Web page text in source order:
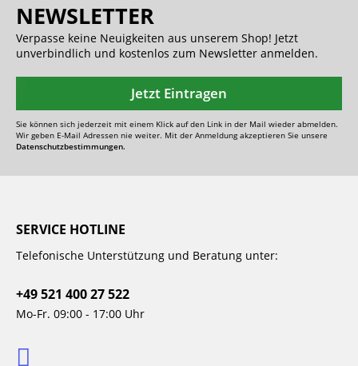
NEWSLETTER
Verpasse keine Neuigkeiten aus unserem Shop! Jetzt
unverbindlich und kostenlos zum Newsletter anmelden.
Jetzt Eintragen
Sie können sich jederzeit mit einem Klick auf den Link in der Mail wieder abmelden.
Wir geben E-Mail Adressen nie weiter. Mit der Anmeldung akzeptieren Sie unsere
Datenschutzbestimmungen.
SERVICE HOTLINE
Telefonische Unterstützung und Beratung unter:
+49 521 400 27 522
Mo-Fr. 09:00 - 17:00 Uhr